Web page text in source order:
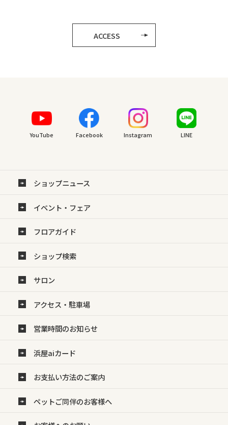
ACCESS
YouTube Facebook Instagram LINE
ショップニュース
イベント・フェア
フロアガイド
ショップ検索
サロン
アクセス・駐車場
営業時間のお知らせ
浜屋aiカード
お支払い方法のご案内
ペットご同伴のお客様へ